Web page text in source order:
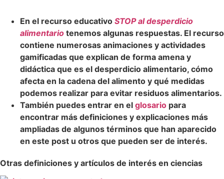
En el recurso educativo STOP al desperdicio
alimentario tenemos algunas respuestas. El recurso
contiene numerosas animaciones y actividades
gamificadas que explican de forma amena y
didáctica que es el desperdicio alimentario, cómo
afecta en la cadena del alimento y qué medidas
podemos realizar para evitar residuos alimentarios.
También puedes entrar en el glosario para
encontrar más definiciones y explicaciones más
ampliadas de algunos términos que han aparecido
en este post u otros que pueden ser de interés.
Otras definiciones y artículos de interés en ciencias